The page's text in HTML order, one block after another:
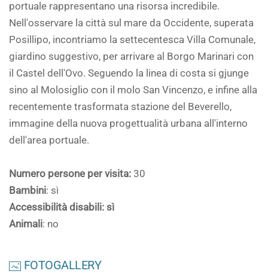
portuale rappresentano una risorsa incredibile.
Nell'osservare la città sul mare da Occidente, superata
Posillipo, incontriamo la settecentesca Villa Comunale,
giardino suggestivo, per arrivare al Borgo Marinari con
il Castel dell'Ovo. Seguendo la linea di costa si gjunge
sino al Molosiglio con il molo San Vincenzo, e infine alla
recentemente trasformata stazione del Beverello,
immagine della nuova progettualità urbana all'interno
dell'area portuale.
Numero persone per visita: 30
Bambini: sì
Accessibilità disabili: sì
Animali: no
FOTOGALLERY